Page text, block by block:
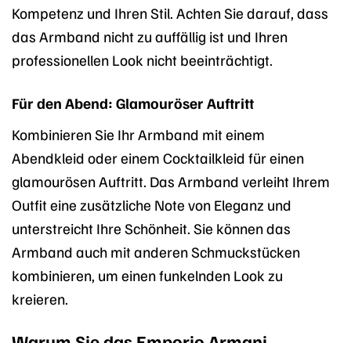
Kompetenz und Ihren Stil. Achten Sie darauf, dass
das Armband nicht zu auffällig ist und Ihren
professionellen Look nicht beeinträchtigt.
Für den Abend: Glamouröser Auftritt
Kombinieren Sie Ihr Armband mit einem
Abendkleid oder einem Cocktailkleid für einen
glamourösen Auftritt. Das Armband verleiht Ihrem
Outfit eine zusätzliche Note von Eleganz und
unterstreicht Ihre Schönheit. Sie können das
Armband auch mit anderen Schmuckstücken
kombinieren, um einen funkelnden Look zu
kreieren.